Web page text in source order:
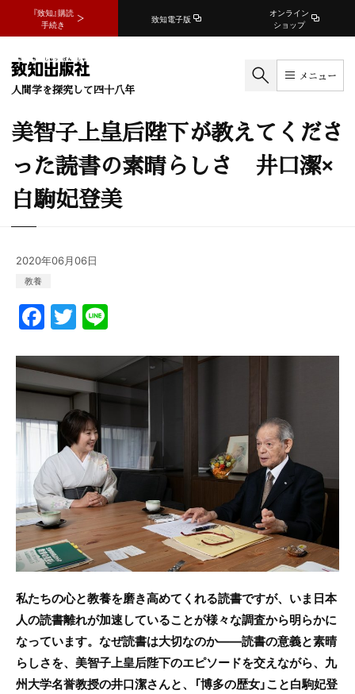
『致知』購読
手続き
致知電子版
オンライン
ショップ
人間学を探究して四十八年
メニュー
美智子上皇后陛下が教えてくださ
った読書の素晴らしさ 井口潔×
白駒妃登美
2020年06月06日
教養
F
a
c
e
b
o
o
k
T
w
itt
er
e
私たちの心と教養を磨き高めてくれる読書ですが、いま日本
人の読書離れが加速していることが様々な調査から明らかに
なっています。なぜ読書は大切なのか――読書の意義と素晴
らしさを、美智子上皇后陛下のエピソードを交えながら、九
州大学名誉教授の井口潔さんと、「博多の歴女」こと白駒妃登